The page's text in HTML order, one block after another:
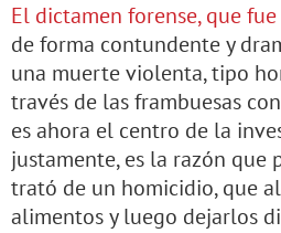
El dictamen forense, que
de forma contundente y
una muerte violenta, tipo
través de las frambuesas
es ahora el centro de la
justamente, es la razón que
trató de un homicidio, que
alimentos y luego dejarlos